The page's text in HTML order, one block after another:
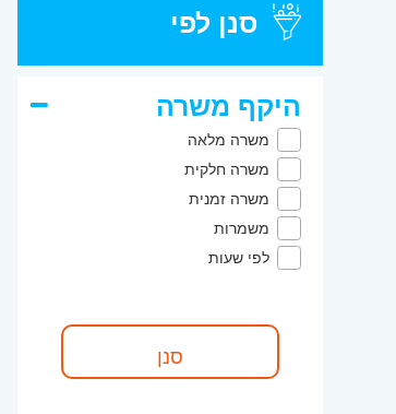
סנן לפי
היקף משרה
משרה מלאה
משרה חלקית
משרה זמנית
משמרות
לפי שעות